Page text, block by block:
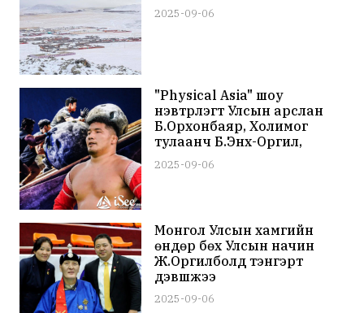
2025-09-06
"Physical Asia" шоу
нэвтрүүлэгт Улсын арслан
Б.Орхонбаяр, Холимог
тулаанч Б.Энх-Оргил,
сагсчин Э.Дөлгөөн нарын
зургаан хүн оролцжээ
2025-09-06
Монгол Улсын хамгийн
өндөр бөх Улсын начин
Ж.Оргилболд тэнгэрт
дэвшжээ
2025-09-06